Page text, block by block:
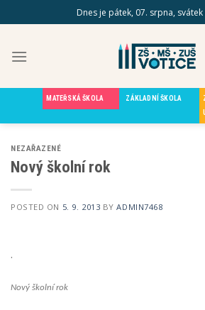
to
Dnes je pátek, 07. srpna, svátek
MATEŘSKÁ ŠKOLA ZÁKLADNÍ ŠKOLA
NEZAŘAZENÉ
Nový školní rok
POSTED ON 5. 9. 2013 BYADMIN7468
.
Nový školní rok